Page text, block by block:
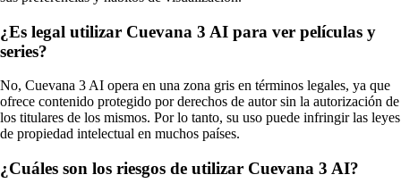
¿Es legal utilizar Cuevana 3 AI para ver películas y
series?
No, Cuevana 3 AI opera en una zona gris en términos legales, ya que
ofrece contenido protegido por derechos de autor sin la autorización de
los titulares de los mismos. Por lo tanto, su uso puede infringir las leyes
de propiedad intelectual en muchos países.
¿Cuáles son los riesgos de utilizar Cuevana 3 AI?